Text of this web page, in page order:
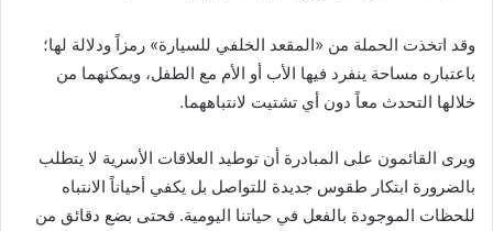
وقد اتخذت الحملة من «المقعد الخلفي للسيارة» رمزاً ودلالة لها؛
باعتباره مساحة ينفرد فيها الأب أو الأم مع الطفل، ويمكنهما من
خلالها التحدث معاً دون أي تشتيت لانتباههما.
ويرى القائمون على المبادرة أن توطيد العلاقات الأسرية لا يتطلب
بالضرورة ابتكار طقوس جديدة للتواصل بل يكفي أحياناً الانتباه
للحظات الموجودة بالفعل في حياتنا اليومية. فحتى بضع دقائق من